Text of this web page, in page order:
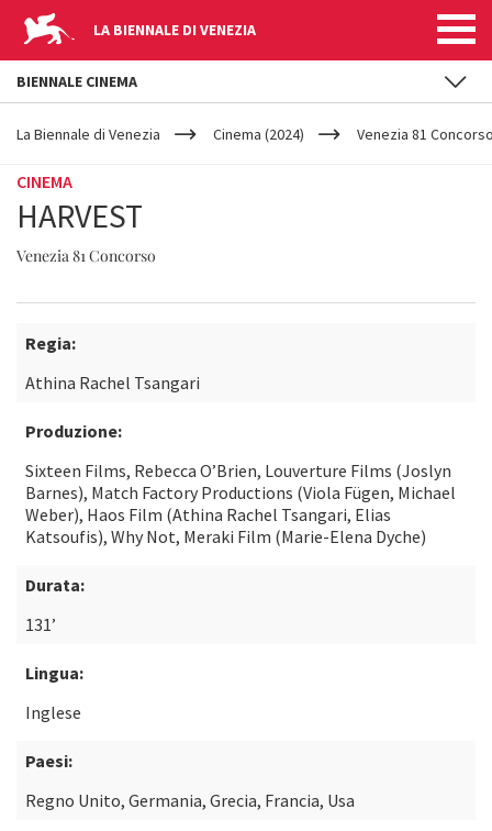
LA BIENNALE DI VENEZIA
YOUR
ARE
La Biennale di Venezia Cinema (2024) Venezia 81
CINEMA
HARVEST
Venezia 81 Concorso
Regia:
Athina Rachel Tsangari
Produzione:
Sixteen Films, Rebecca O’Brien, Louverture Films (Joslyn
Barnes), Match Factory Productions (Viola Fügen, Michael
Weber), Haos Film (Athina Rachel Tsangari, Elias
Katsoufis), Why Not, Meraki Film (Marie-Elena Dyche)
Durata:
131’
Lingua:
Inglese
Paesi:
Regno Unito, Germania, Grecia, Francia, Usa
BIENNALE CINEMA